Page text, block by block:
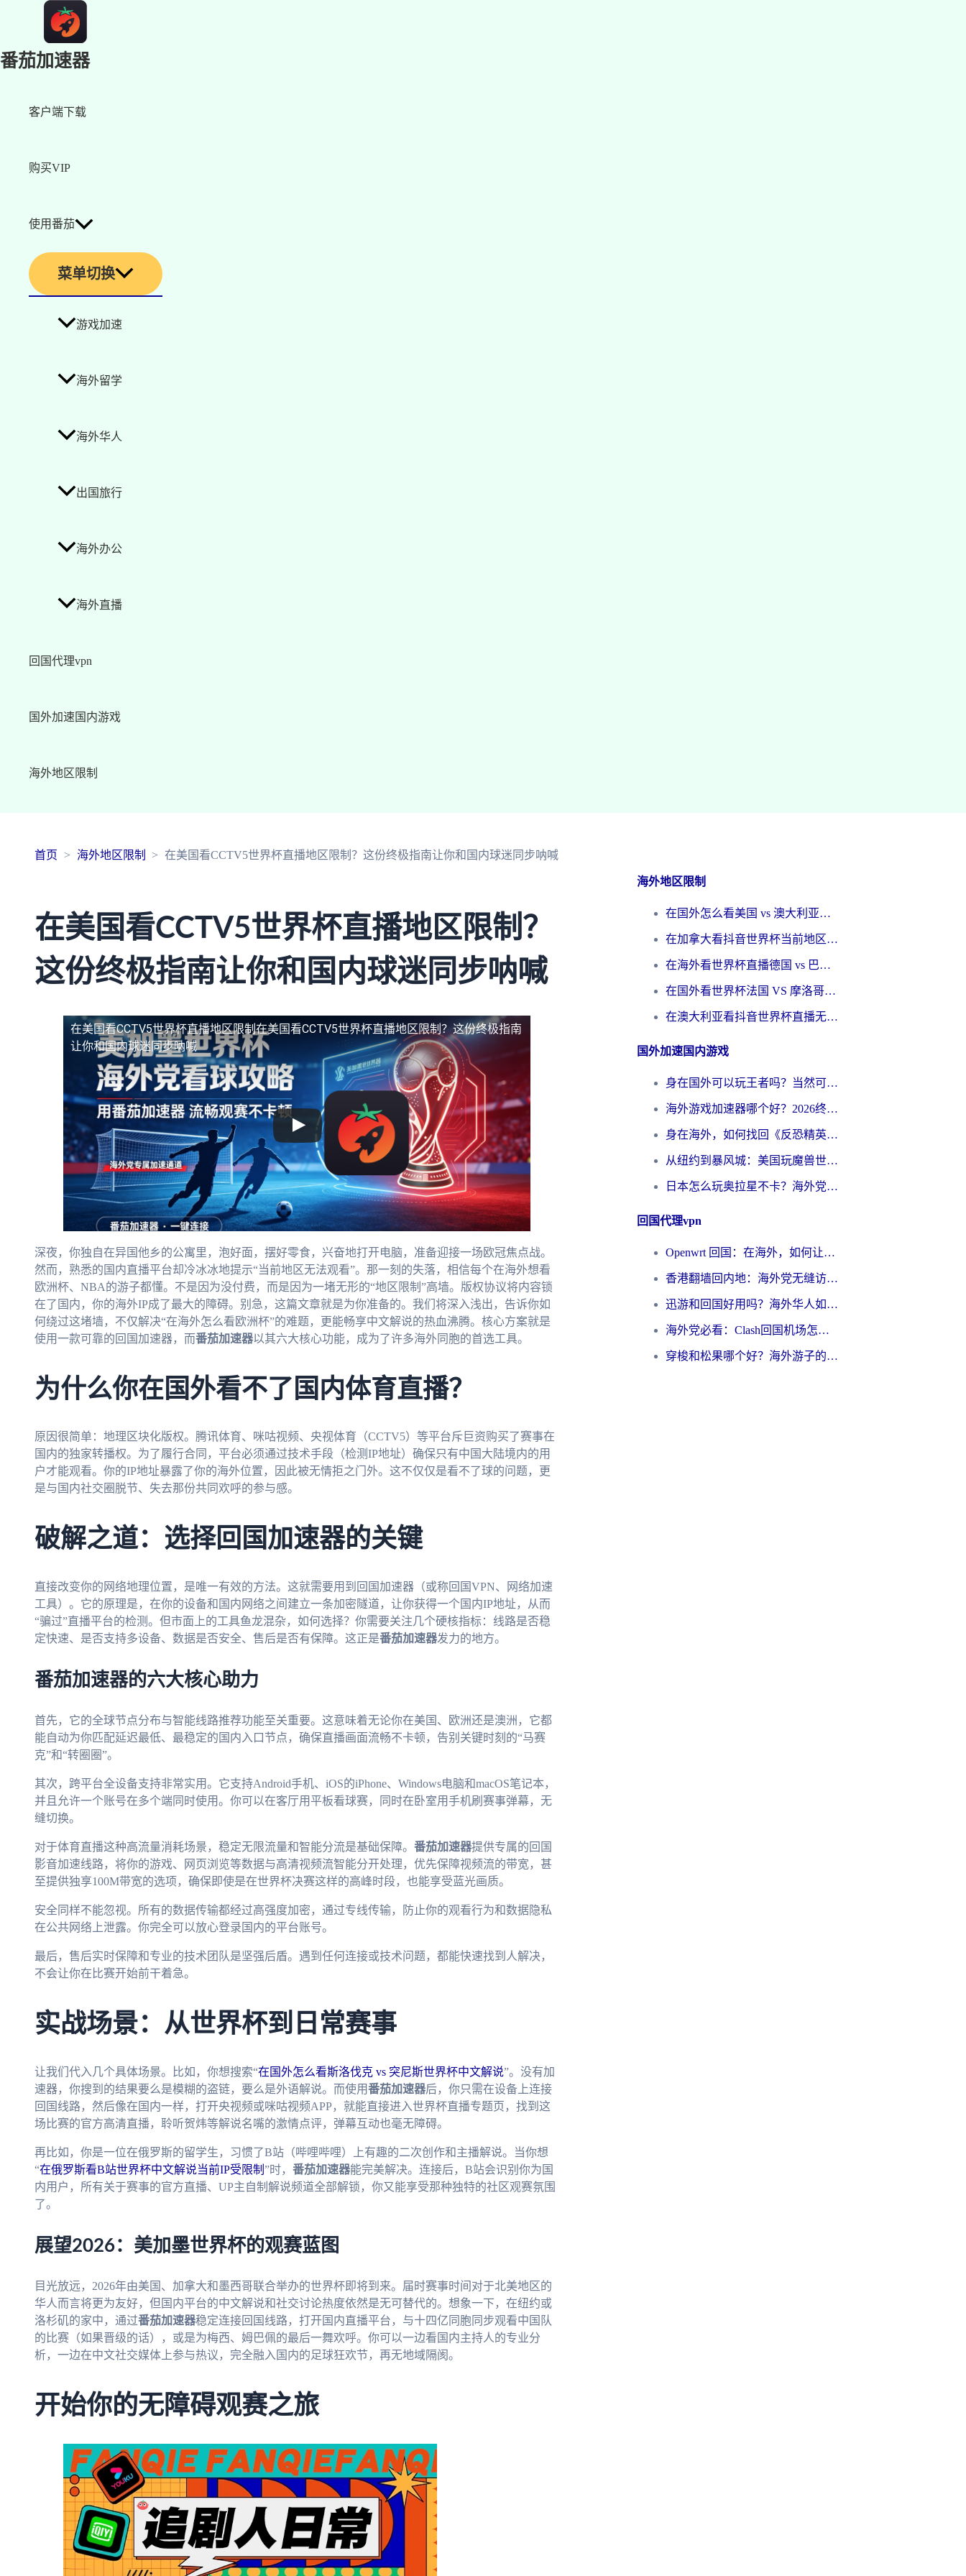
番茄加速器
客户端下载
购买VIP
使用番茄
菜单切换
游戏加速
海外留学
海外华人
出国旅行
海外办公
海外直播
回国代理vpn
国外加速国内游戏
海外地区限制
首页 海外地区限制 在美国看CCTV5世界杯直播地区限制？这份终极指南让你和国内球迷同步呐喊
在美国看CCTV5世界杯直播地区限制？
这份终极指南让你和国内球迷同步呐喊
在美国看CCTV5世界杯直播地区限制在美国看CCTV5世界杯直播地区限制？这份终极指南
让你和国内球迷同步呐喊
深夜，你独自在异国他乡的公寓里，泡好面，摆好零食，兴奋地打开电脑，准备迎接一场欧冠焦点战。
然而，熟悉的国内直播平台却冷冰冰地提示“当前地区无法观看”。那一刻的失落，相信每个在海外想看
欧洲杯、NBA的游子都懂。不是因为没付费，而是因为一堵无形的“地区限制”高墙。版权协议将内容锁
在了国内，你的海外IP成了最大的障碍。别急，这篇文章就是为你准备的。我们将深入浅出，告诉你如
何绕过这堵墙，不仅解决“在海外怎么看欧洲杯”的难题，更能畅享中文解说的热血沸腾。核心方案就是
使用一款可靠的回国加速器，而番茄加速器以其六大核心功能，成为了许多海外同胞的首选工具。
为什么你在国外看不了国内体育直播？
原因很简单：地理区块化版权。腾讯体育、咪咕视频、央视体育（CCTV5）等平台斥巨资购买了赛事在
国内的独家转播权。为了履行合同，平台必须通过技术手段（检测IP地址）确保只有中国大陆境内的用
户才能观看。你的IP地址暴露了你的海外位置，因此被无情拒之门外。这不仅仅是看不了球的问题，更
是与国内社交圈脱节、失去那份共同欢呼的参与感。
破解之道：选择回国加速器的关键
直接改变你的网络地理位置，是唯一有效的方法。这就需要用到回国加速器（或称回国VPN、网络加速
工具）。它的原理是，在你的设备和国内网络之间建立一条加密隧道，让你获得一个国内IP地址，从而
“骗过”直播平台的检测。但市面上的工具鱼龙混杂，如何选择？你需要关注几个硬核指标：线路是否稳
定快速、是否支持多设备、数据是否安全、售后是否有保障。这正是番茄加速器发力的地方。
番茄加速器的六大核心助力
首先，它的全球节点分布与智能线路推荐功能至关重要。这意味着无论你在美国、欧洲还是澳洲，它都
能自动为你匹配延迟最低、最稳定的国内入口节点，确保直播画面流畅不卡顿，告别关键时刻的“马赛
克”和“转圈圈”。
其次，跨平台全设备支持非常实用。它支持Android手机、iOS的iPhone、Windows电脑和macOS笔记本，
并且允许一个账号在多个端同时使用。你可以在客厅用平板看球赛，同时在卧室用手机刷赛事弹幕，无
缝切换。
对于体育直播这种高流量消耗场景，稳定无限流量和智能分流是基础保障。 番茄加速器提供专属的回国
影音加速线路，将你的游戏、网页浏览等数据与高清视频流智能分开处理，优先保障视频流的带宽，甚
至提供独享100M带宽的选项，确保即使是在世界杯决赛这样的高峰时段，也能享受蓝光画质。
安全同样不能忽视。所有的数据传输都经过高强度加密，通过专线传输，防止你的观看行为和数据隐私
在公共网络上泄露。你完全可以放心登录国内的平台账号。
最后，售后实时保障和专业的技术团队是坚强后盾。遇到任何连接或技术问题，都能快速找到人解决，
不会让你在比赛开始前干着急。
实战场景：从世界杯到日常赛事
让我们代入几个具体场景。比如，你想搜索“在国外怎么看斯洛伐克 vs 突尼斯世界杯中文解说”。没有加
速器，你搜到的结果要么是模糊的盗链，要么是外语解说。而使用番茄加速器后，你只需在设备上连接
回国线路，然后像在国内一样，打开央视频或咪咕视频APP，就能直接进入世界杯直播专题页，找到这
场比赛的官方高清直播，聆听贺炜等解说名嘴的激情点评，弹幕互动也毫无障碍。
再比如，你是一位在俄罗斯的留学生，习惯了B站（哔哩哔哩）上有趣的二次创作和主播解说。当你想
“在俄罗斯看B站世界杯中文解说当前IP受限制 ”时， 番茄加速器能完美解决。连接后，B站会识别你为国
内用户，所有关于赛事的官方直播、UP主自制解说频道全部解锁，你又能享受那种独特的社区观赛氛围
了。
展望2026：美加墨世界杯的观赛蓝图
目光放远，2026年由美国、加拿大和墨西哥联合举办的世界杯即将到来。届时赛事时间对于北美地区的
华人而言将更为友好，但国内平台的中文解说和社交讨论热度依然是无可替代的。想象一下，在纽约或
洛杉矶的家中，通过番茄加速器稳定连接回国线路，打开国内直播平台，与十四亿同胞同步观看中国队
的比赛（如果晋级的话），或是为梅西、姆巴佩的最后一舞欢呼。你可以一边看国内主持人的专业分
析，一边在中文社交媒体上参与热议，完全融入国内的足球狂欢节，再无地域隔阂。
开始你的无障碍观赛之旅
海外地区限制
在国外怎么看美国 vs 澳大利亚世界杯直播？海外党必藏的中文解说观赛指南
在加拿大看抖音世界杯当前地区不可播放？海外党体育观赛终极指南
在海外看世界杯直播德国 vs 巴拉圭当前IP受限制？这篇指南帮你轻松解决地区限制
在国外看世界杯法国 VS 摩洛哥仅限中国大陆？别让地域限制拦下你的欢呼
在澳大利亚看抖音世界杯直播无法播放？海外党体育观赛终极指南来了！
国外加速国内游戏
身在国外可以玩王者吗？当然可以，但你需要这份“加速”指南
海外游戏加速器哪个好？2026终极指南帮你畅玩国服+解决卡顿难题
身在海外，如何找回《反恐精英：全球攻势》国服的丝滑手感？一份给你的终极指南
从纽约到暴风城：美国玩魔兽世界，如何找到你的最佳网络航线
日本怎么玩奥拉星不卡？海外党国服游戏加速器选择全攻略
回国代理vpn
Openwrt 回国：在海外，如何让家的网络触手可及
香港翻墙回内地：海外党无缝访问国内资源的加速器选择全攻略
迅游和回国好用吗？海外华人如何选择靠谱的回国加速器
海外党必看：Clash回国机场怎么选？一篇搞定无缝访问国内资源的全攻略
穿梭和松果哪个好？海外游子的数字归乡路，到底该怎么选